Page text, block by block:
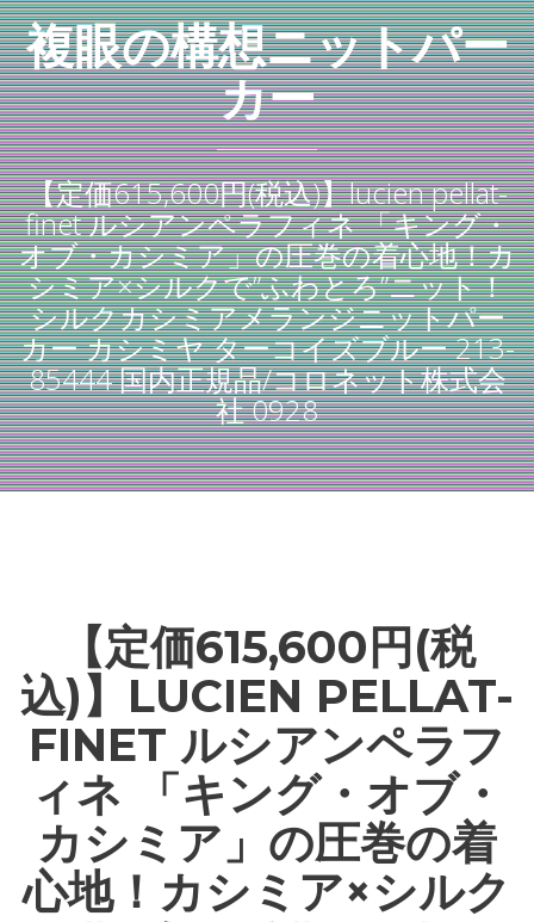
複眼の構想ニットパー
カー
【定価615,600円(税込)】lucien pellat-
finet ルシアンペラフィネ 「キング・
オブ・カシミア」の圧巻の着心地！カ
シミア×シルクで”ふわとろ”ニット！
シルクカシミアメランジニットパー
カー カシミヤ ターコイズブルー 213-
85444 国内正規品/コロネット株式会
社 0928
【定価615,600円(税
込)】LUCIEN PELLAT-
FINET ルシアンペラフ
ィネ 「キング・オブ・
カシミア」の圧巻の着
心地！カシミア×シルク